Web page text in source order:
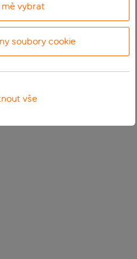
vybrat
soubory cookie
vše